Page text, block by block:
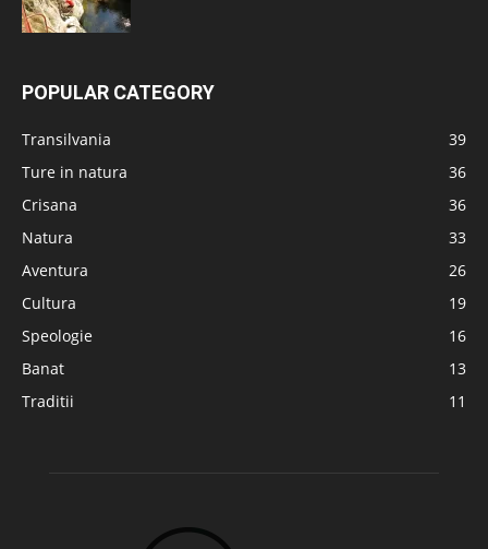
POPULAR CATEGORY
Transilvania
39
Ture in natura
36
Crisana
36
Natura
33
Aventura
26
Cultura
19
Speologie
16
Banat
13
Traditii
11